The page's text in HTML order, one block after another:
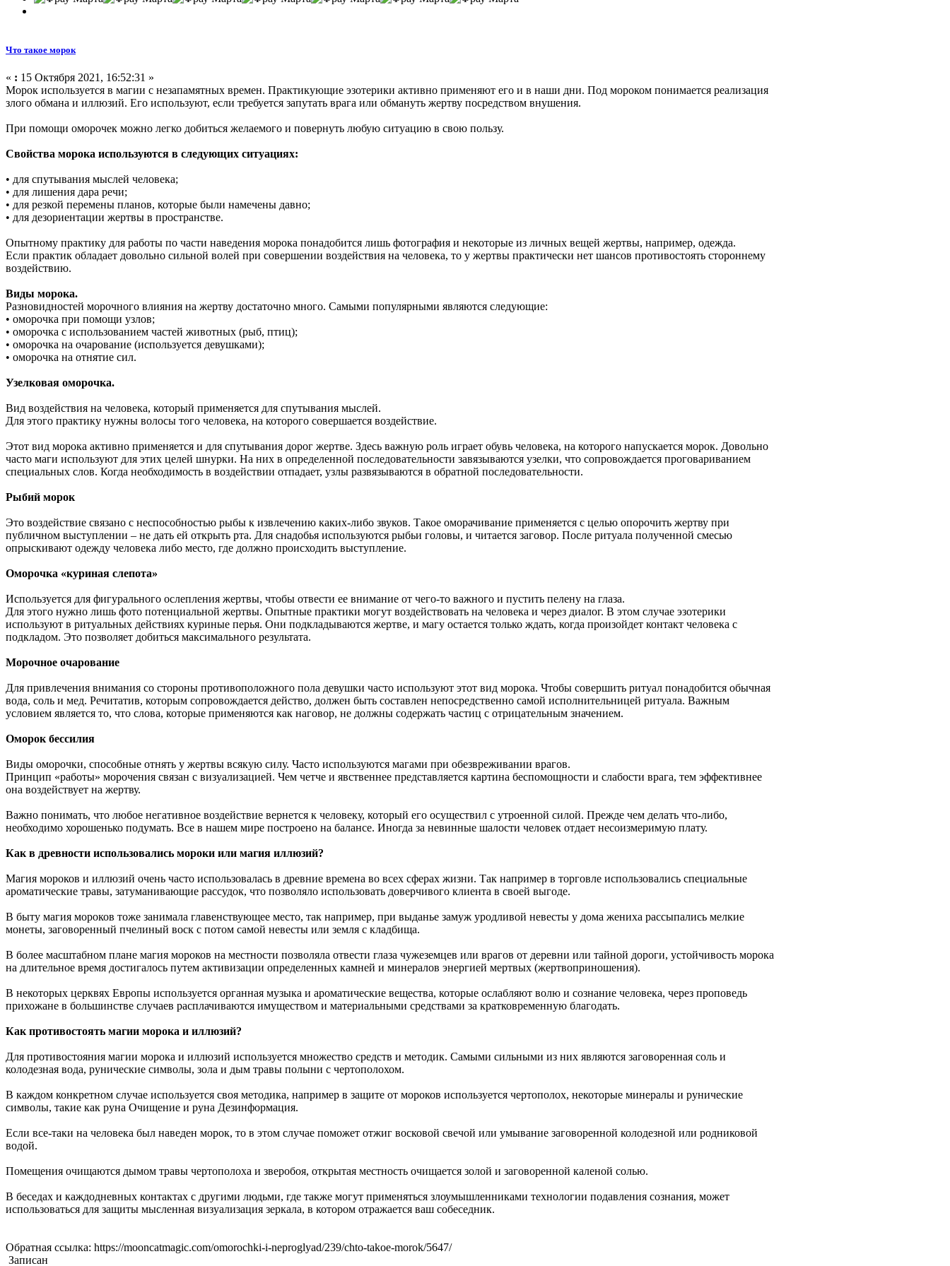
Что такое морок
« : 15 Октября 2021, 16:52:31 »
Морок используется в магии с незапамятных времен. Практикующие эзотерики активно применяют его и в наши дни. Под мороком понимается реализация
злого обмана и иллюзий. Его используют, если требуется запутать врага или обмануть жертву посредством внушения.
При помощи оморочек можно легко добиться желаемого и повернуть любую ситуацию в свою пользу.
Свойства морока используются в следующих ситуациях:
• для спутывания мыслей человека;
• для лишения дара речи;
• для резкой перемены планов, которые были намечены давно;
• для дезориентации жертвы в пространстве.
Опытному практику для работы по части наведения морока понадобится лишь фотография и некоторые из личных вещей жертвы, например, одежда.
Если практик обладает довольно сильной волей при совершении воздействия на человека, то у жертвы практически нет шансов противостоять стороннему
воздействию.
Виды морока.
Разновидностей морочного влияния на жертву достаточно много. Самыми популярными являются следующие:
• оморочка при помощи узлов;
• оморочка с использованием частей животных (рыб, птиц);
• оморочка на очарование (используется девушками);
• оморочка на отнятие сил.
Узелковая оморочка.
Вид воздействия на человека, который применяется для спутывания мыслей.
Для этого практику нужны волосы того человека, на которого совершается воздействие.
Этот вид морока активно применяется и для спутывания дорог жертве. Здесь важную роль играет обувь человека, на которого напускается морок. Довольно
часто маги используют для этих целей шнурки. На них в определенной последовательности завязываются узелки, что сопровождается проговариванием
специальных слов. Когда необходимость в воздействии отпадает, узлы развязываются в обратной последовательности.
Рыбий морок
Это воздействие связано с неспособностью рыбы к извлечению каких-либо звуков. Такое оморачивание применяется с целью опорочить жертву при
публичном выступлении – не дать ей открыть рта. Для снадобья используются рыбьи головы, и читается заговор. После ритуала полученной смесью
опрыскивают одежду человека либо место, где должно происходить выступление.
Оморочка «куриная слепота»
Используется для фигурального ослепления жертвы, чтобы отвести ее внимание от чего-то важного и пустить пелену на глаза.
Для этого нужно лишь фото потенциальной жертвы. Опытные практики могут воздействовать на человека и через диалог. В этом случае эзотерики
используют в ритуальных действиях куриные перья. Они подкладываются жертве, и магу остается только ждать, когда произойдет контакт человека с
подкладом. Это позволяет добиться максимального результата.
Морочное очарование
Для привлечения внимания со стороны противоположного пола девушки часто используют этот вид морока. Чтобы совершить ритуал понадобится обычная
вода, соль и мед. Речитатив, которым сопровождается действо, должен быть составлен непосредственно самой исполнительницей ритуала. Важным
условием является то, что слова, которые применяются как наговор, не должны содержать частиц с отрицательным значением.
Оморок бессилия
Виды оморочки, способные отнять у жертвы всякую силу. Часто используются магами при обезвреживании врагов.
Принцип «работы» морочения связан с визуализацией. Чем четче и явственнее представляется картина беспомощности и слабости врага, тем эффективнее
она воздействует на жертву.
Важно понимать, что любое негативное воздействие вернется к человеку, который его осуществил с утроенной силой. Прежде чем делать что-либо,
необходимо хорошенько подумать. Все в нашем мире построено на балансе. Иногда за невинные шалости человек отдает несоизмеримую плату.
Как в древности использовались мороки или магия иллюзий?
Магия мороков и иллюзий очень часто использовалась в древние времена во всех сферах жизни. Так например в торговле использовались специальные
ароматические травы, затуманивающие рассудок, что позволяло использовать доверчивого клиента в своей выгоде.
В быту магия мороков тоже занимала главенствующее место, так например, при выданье замуж уродливой невесты у дома жениха рассыпались мелкие
монеты, заговоренный пчелиный воск с потом самой невесты или земля с кладбища.
В более масштабном плане магия мороков на местности позволяла отвести глаза чужеземцев или врагов от деревни или тайной дороги, устойчивость морока
на длительное время достигалось путем активизации определенных камней и минералов энергией мертвых (жертвоприношения).
В некоторых церквях Европы используется органная музыка и ароматические вещества, которые ослабляют волю и сознание человека, через проповедь
прихожане в большинстве случаев расплачиваются имуществом и материальными средствами за кратковременную благодать.
Как противостоять магии морока и иллюзий?
Для противостояния магии морока и иллюзий используется множество средств и методик. Самыми сильными из них являются заговоренная соль и
колодезная вода, рунические символы, зола и дым травы полыни с чертополохом.
В каждом конкретном случае используется своя методика, например в защите от мороков используется чертополох, некоторые минералы и рунические
символы, такие как руна Очищение и руна Дезинформация.
Если все-таки на человека был наведен морок, то в этом случае поможет отжиг восковой свечой или умывание заговоренной колодезной или родниковой
водой.
Помещения очищаются дымом травы чертополоха и зверобоя, открытая местность очищается золой и заговоренной каленой солью.
В беседах и каждодневных контактах с другими людьми, где также могут применяться злоумышленниками технологии подавления сознания, может
использоваться для защиты мысленная визуализация зеркала, в котором отражается ваш собеседник.
Обратная ссылка: https://mooncatmagic.com/omorochki-i-neproglyad/239/chto-takoe-morok/5647/
Записан